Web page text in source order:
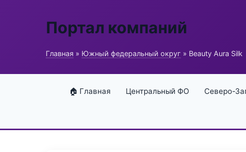
Портал компаний
Главная » Южный федеральный округ » Beauty Aura Silk
🏠 Главная Центральный ФО Северо-